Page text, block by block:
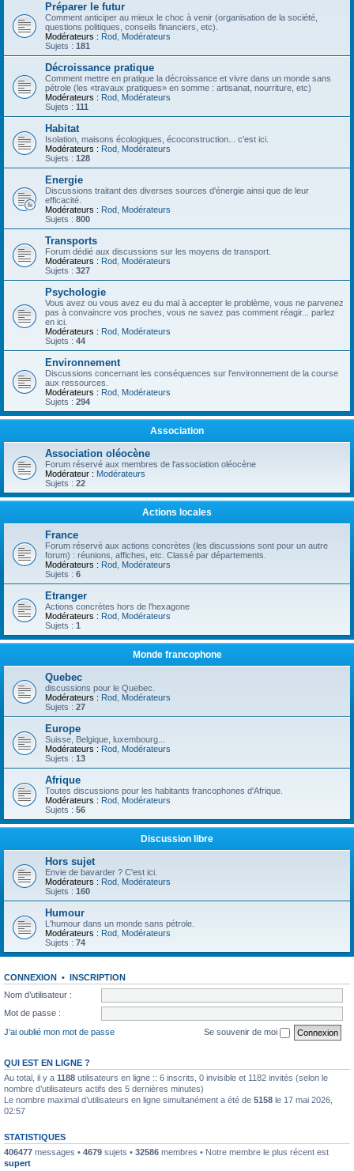
Préparer le futur
Comment anticiper au mieux le choc à venir (organisation de la société,
questions politiques, conseils financiers, etc).
Modérateurs : Rod Modérateurs
Sujets : 181
Décroissance pratique
Comment mettre en pratique la décroissance et vivre dans un monde sans
pétrole (les «travaux pratiques» en somme : artisanat, nourriture, etc)
Modérateurs : Rod Modérateurs
Sujets : 111
Habitat
Isolation, maisons écologiques, écoconstruction... c'est ici.
Modérateurs : Rod Modérateurs
Sujets : 128
Energie
Discussions traitant des diverses sources d'énergie ainsi que de leur
efficacité.
Modérateurs : Rod Modérateurs
Sujets : 800
Transports
Forum dédié aux discussions sur les moyens de transport.
Modérateurs : Rod Modérateurs
Sujets : 327
Psychologie
Vous avez ou vous avez eu du mal à accepter le problème, vous ne parvenez
pas à convaincre vos proches, vous ne savez pas comment réagir... parlez
en ici.
Modérateurs : Rod Modérateurs
Sujets : 44
Environnement
Discussions concernant les conséquences sur l'environnement de la course
aux ressources.
Modérateurs : Rod Modérateurs
Sujets : 294
Association
Association oléocène
Forum réservé aux membres de l'association oléocène
Modérateur : Modérateurs
Sujets : 22
Actions locales
France
Forum réservé aux actions concrètes (les discussions sont pour un autre
forum) : réunions, affiches, etc. Classé par départements.
Modérateurs : Rod Modérateurs
Sujets : 6
Etranger
Actions concrètes hors de l'hexagone
Modérateurs : Rod Modérateurs
Sujets : 1
Monde francophone
Quebec
discussions pour le Quebec.
Modérateurs : Rod Modérateurs
Sujets : 27
Europe
Suisse, Belgique, luxembourg...
Modérateurs : Rod Modérateurs
Sujets : 13
Afrique
Toutes discussions pour les habitants francophones d'Afrique.
Modérateurs : Rod Modérateurs
Sujets : 56
Discussion libre
Hors sujet
Envie de bavarder ? C'est ici.
Modérateurs : Rod Modérateurs
Sujets : 160
Humour
L'humour dans un monde sans pétrole.
Modérateurs : Rod Modérateurs
Sujets : 74
CONNEXION • INSCRIPTION
Nom d’utilisateur :
Mot de passe :
J’ai oublié mon mot de passe
Se souvenir de moi
QUI EST EN LIGNE ?
Au total, il y a 1188 utilisateurs en ligne :: 6 inscrits, 0 invisible et 1182 invités (selon le
nombre d’utilisateurs actifs des 5 dernières minutes)
Le nombre maximal d’utilisateurs en ligne simultanément a été de 5158 le 17 mai 2026,
02:57
STATISTIQUES
406477 messages • 4679 sujets • 32586 membres • Notre membre le plus récent est
supert